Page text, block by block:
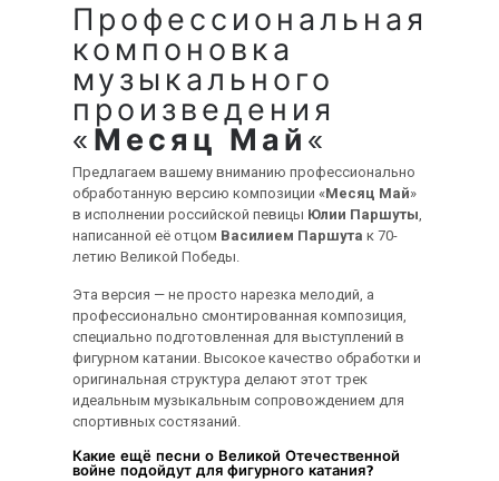
Профессиональная
компоновка
музыкального
произведения
« Месяц Май «
Предлагаем вашему вниманию профессионально
обработанную версию композиции «Месяц Май»
в исполнении российской певицы Юлии Паршуты,
написанной её отцом Василием Паршута к 70-
летию Великой Победы.
Эта версия — не просто нарезка мелодий, а
профессионально смонтированная композиция,
специально подготовленная для выступлений в
фигурном катании. Высокое качество обработки и
оригинальная структура делают этот трек
идеальным музыкальным сопровождением для
спортивных состязаний.
Какие ещё песни о Великой Отечественной
войне подойдут для фигурного катания?